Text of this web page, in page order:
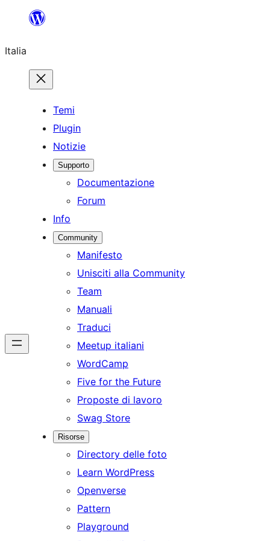
contenuto
Italia
Temi
Plugin
Notizie
Supporto
Documentazione
Forum
Info
Community
Manifesto
Unisciti alla Community
Team
Manuali
Traduci
Meetup italiani
WordCamp
Five for the Future
Proposte di lavoro
Swag Store
Risorse
Directory delle foto
Learn WordPress
Openverse
Pattern
Playground